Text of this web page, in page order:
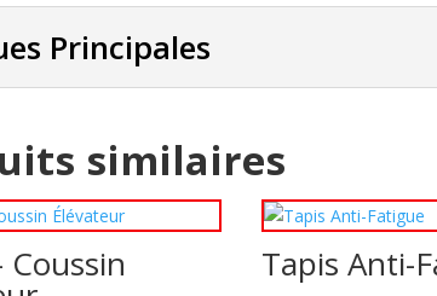
Principales
similaires
Coussin Tapis Anti-